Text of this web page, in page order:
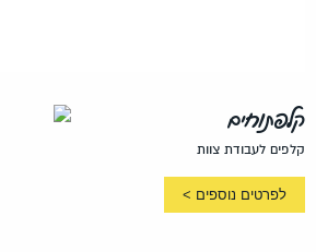
קלפתוחים
קלפים לעבודת צוות
לפרטים נוספים >